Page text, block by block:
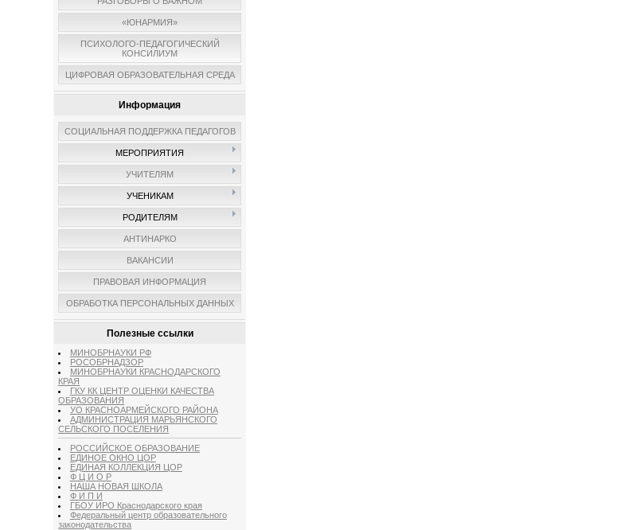
«ЮНАРМИЯ»
ПСИХОЛОГО-ПЕДАГОГИЧЕСКИЙ
КОНСИЛИУМ
ЦИФРОВАЯ ОБРАЗОВАТЕЛЬНАЯ СРЕДА
Информация
СОЦИАЛЬНАЯ ПОДДЕРЖКА ПЕДАГОГОВ
МЕРОПРИЯТИЯ
УЧИТЕЛЯМ
УЧЕНИКАМ
РОДИТЕЛЯМ
АНТИНАРКО
ВАКАНСИИ
ПРАВОВАЯ ИНФОРМАЦИЯ
ОБРАБОТКА ПЕРСОНАЛЬНЫХ ДАННЫХ
Полезные ссылки
МИНОБРНАУКИ РФ
РОСОБРНАДЗОР
МИНОБРНАУКИ КРАСНОДАРСКОГО
КРАЯ
ГКУ КК ЦЕНТР ОЦЕНКИ КАЧЕСТВА
ОБРАЗОВАНИЯ
УО КРАСНОАРМЕЙСКОГО РАЙОНА
АДМИНИСТРАЦИЯ МАРЬЯНСКОГО
СЕЛЬСКОГО ПОСЕЛЕНИЯ
РОССИЙСКОЕ ОБРАЗОВАНИЕ
ЕДИНОЕ ОКНО ЦОР
ЕДИНАЯ КОЛЛЕКЦИЯ ЦОР
Ф Ц И О Р
НАША НОВАЯ ШКОЛА
Ф И П И
ГБОУ ИРО Краснодарского края
Федеральный центр образовательного
законодательства